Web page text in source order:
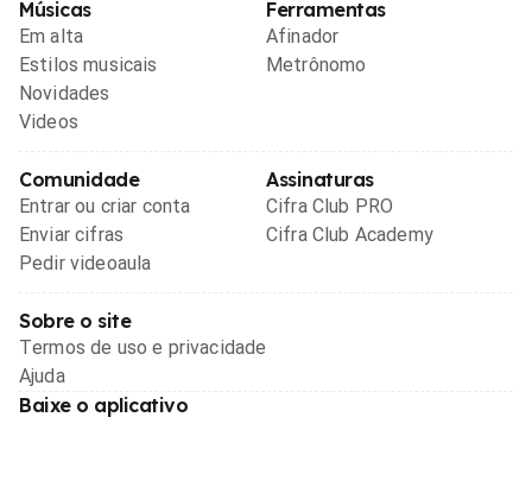
Músicas
Em alta
Estilos musicais
Novidades
Videos
Ferramentas
Afinador
Metrônomo
Comunidade
Entrar ou criar conta
Enviar cifras
Pedir videoaula
Assinaturas
Cifra Club PRO
Cifra Club Academy
Sobre o site
Termos de uso e privacidade
Ajuda
Baixe o aplicativo